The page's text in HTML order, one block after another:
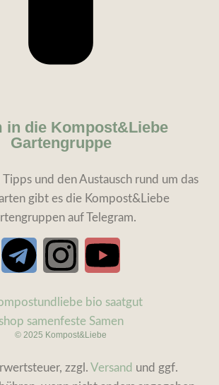
in die Kompost&Liebe
Gartengruppe
Tipps und den Austausch rund um das
gibt es die Kompost&Liebe
auf Telegram.
© 2025 Kompost&Liebe
zzgl. Versand und ggf.